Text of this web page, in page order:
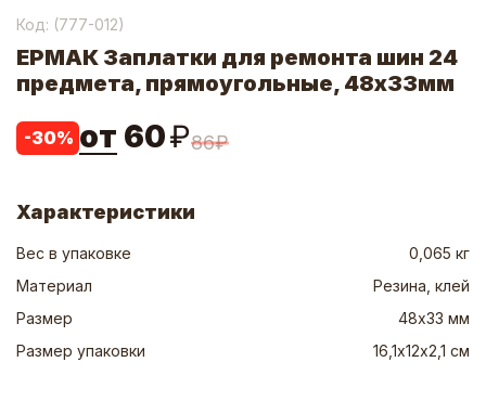
Код: (777-012)
ЕРМАК Заплатки для ремонта шин 24
предмета, прямоугольные, 48x33мм
-30% от 60₽86₽
Характеристики
Вес в упаковке
0,065 кг
Материал
Резина, клей
Размер
48х33 мм
Размер упаковки
16,1х12х2,1 см